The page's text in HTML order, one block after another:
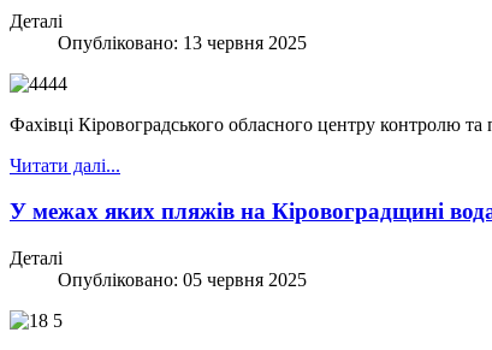
Деталі
Опубліковано: 13 червня 2025
Фахівці Кіровоградського обласного центру контролю
Читати далі...
У межах яких пляжів на Кіровоградщині
Деталі
Опубліковано: 05 червня 2025